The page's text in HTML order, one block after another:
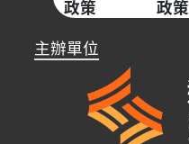
政策
政策
主辦單位